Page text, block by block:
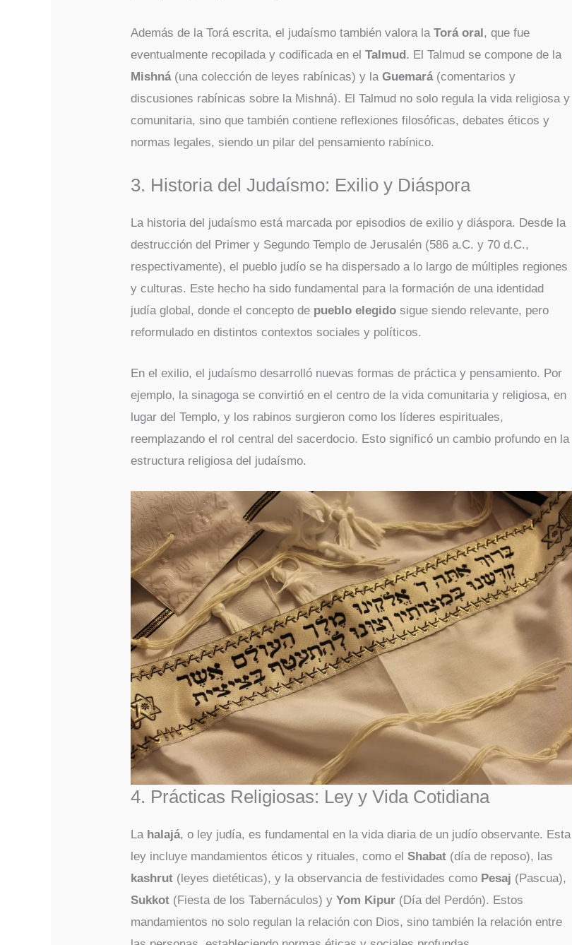
Además de la Torá escrita, el judaísmo también valora laTorá oral , que fue
eventualmente recopilada y codificada en elTalmud . El Talmud se compone de la
Mishná(una colección de leyes rabínicas) y laGuemará(comentarios y
discusiones rabínicas sobre la Mishná). El Talmud no solo regula la vida religiosa y
comunitaria, sino que también contiene reflexiones filosóficas, debates éticos y
normas legales, siendo un pilar del pensamiento rabínico.
3. Historia del Judaísmo: Exilio y Diáspora
La historia del judaísmo está marcada por episodios de exilio y diáspora. Desde la
destrucción del Primer y Segundo Templo de Jerusalén (586 a.C. y 70 d.C.,
respectivamente), el pueblo judío se ha dispersado a lo largo de múltiples regiones
y culturas. Este hecho ha sido fundamental para la formación de una identidad
judía global, donde el concepto de pueblo elegido sigue siendo relevante, pero
reformulado en distintos contextos sociales y políticos.
En el exilio, el judaísmo desarrolló nuevas formas de práctica y pensamiento. Por
ejemplo, la sinagoga se convirtió en el centro de la vida comunitaria y religiosa, en
lugar del Templo, y los rabinos surgieron como los líderes espirituales,
reemplazando el rol central del sacerdocio. Esto significó un cambio profundo en la
estructura religiosa del judaísmo.
4. Prácticas Religiosas: Ley y Vida Cotidiana
La halajá, o ley judía, es fundamental en la vida diaria de un judío observante. Esta
ley incluye mandamientos éticos y rituales, como elShabat (día de reposo), las
kashrut (leyes dietéticas), y la observancia de festividades como Pesaj (Pascua),
Sukkot (Fiesta de los Tabernáculos) yYom Kipur (Día del Perdón). Estos
mandamientos no solo regulan la relación con Dios, sino también la relación entre